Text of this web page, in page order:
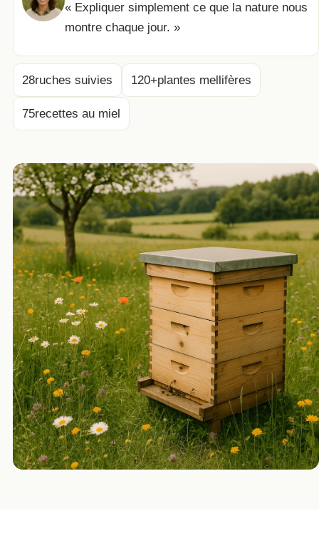
« Expliquer simplement ce que la nature nous
montre chaque jour. »
28ruches suivies 120+plantes mellifères
75recettes au miel